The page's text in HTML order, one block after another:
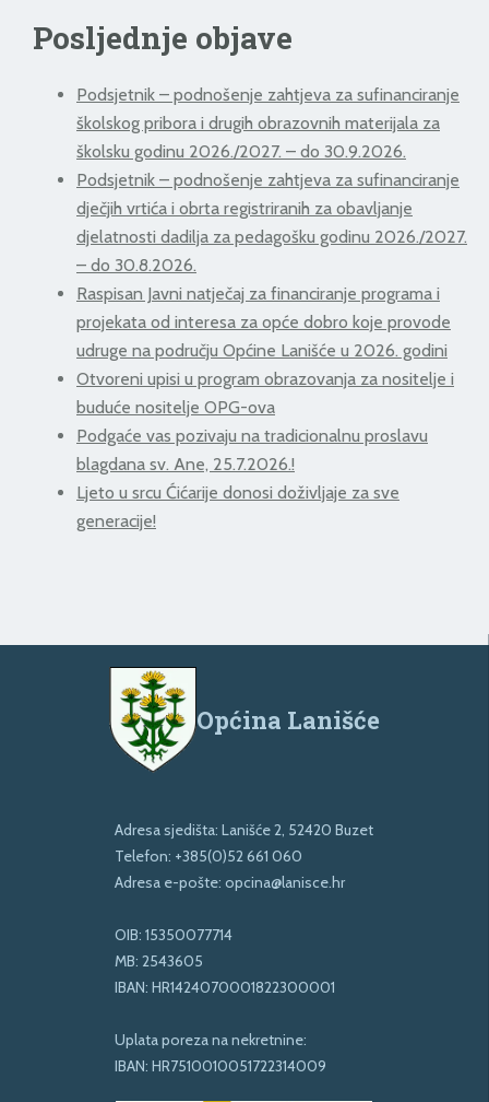
Posljednje objave
Podsjetnik – podnošenje zahtjeva za sufinanciranje
školskog pribora i drugih obrazovnih materijala za
školsku godinu 2026./2027. – do 30.9.2026.
Podsjetnik – podnošenje zahtjeva za sufinanciranje
dječjih vrtića i obrta registriranih za obavljanje
djelatnosti dadilja za pedagošku godinu 2026./2027.
– do 30.8.2026.
Raspisan Javni natječaj za financiranje programa i
projekata od interesa za opće dobro koje provode
udruge na području Općine Lanišće u 2026. godini
Otvoreni upisi u program obrazovanja za nositelje i
buduće nositelje OPG-ova
Podgaće vas pozivaju na tradicionalnu proslavu
blagdana sv. Ane, 25.7.2026.!
Ljeto u srcu Ćićarije donosi doživljaje za sve
generacije!
Općina Lanišće
Adresa sjedišta: Lanišće 2, 52420 Buzet
Telefon: +385(0)52 661 060
Adresa e-pošte: opcina@lanisce.hr
OIB: 15350077714
MB: 2543605
IBAN: HR1424070001822300001
Uplata poreza na nekretnine:
IBAN: HR7510010051722314009